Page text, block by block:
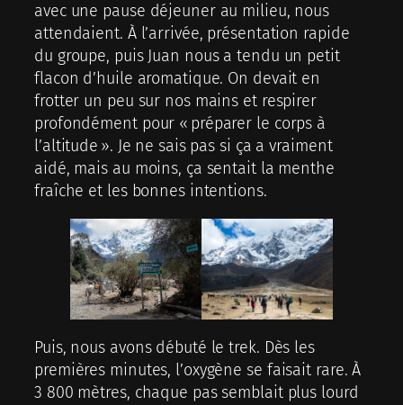
avec une pause déjeuner au milieu, nous
attendaient. À l’arrivée, présentation rapide
du groupe, puis Juan nous a tendu un petit
flacon d’huile aromatique. On devait en
frotter un peu sur nos mains et respirer
profondément pour « préparer le corps à
l’altitude ». Je ne sais pas si ça a vraiment
aidé, mais au moins, ça sentait la menthe
fraîche et les bonnes intentions.
Puis, nous avons débuté le trek. Dès les
premières minutes, l’oxygène se faisait rare. À
3 800 mètres, chaque pas semblait plus lourd